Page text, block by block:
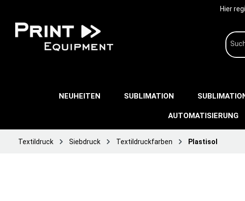
Hier
NEUHEITEN SUBLIMATION
AUTOMATISIERUNG
Textildruck Siebdruck Textildruckfarben Plastisol